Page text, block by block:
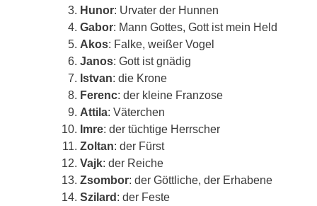
Hunor: Urvater der Hunnen
Gabor: Mann Gottes, Gott ist mein Held
Akos: Falke, weißer Vogel
Janos: Gott ist gnädig
Istvan: die Krone
Ferenc: der kleine Franzose
Attila: Väterchen
Imre: der tüchtige Herrscher
Zoltan: der Fürst
Vajk: der Reiche
Zsombor: der Göttliche, der Erhabene
Szilard: der Feste